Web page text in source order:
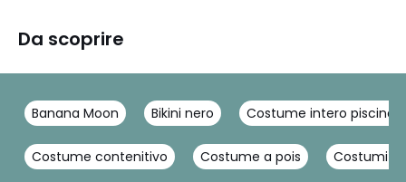
Da scoprire
Banana Moon Bikini nero Costume intero piscina
Costume contenitivo Costume a pois Costumi